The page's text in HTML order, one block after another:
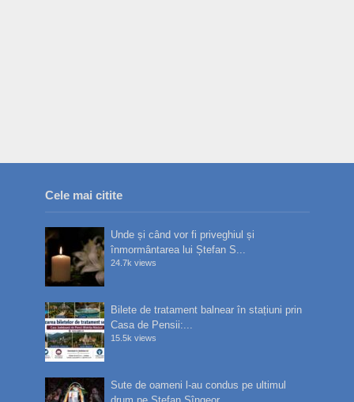
Cele mai citite
Unde și când vor fi priveghiul și
înmormântarea lui Ștefan S...
24.7k views
Bilete de tratament balnear în stațiuni prin
Casa de Pensii:...
15.5k views
Sute de oameni l-au condus pe ultimul
drum pe Ștefan Sîngeor...